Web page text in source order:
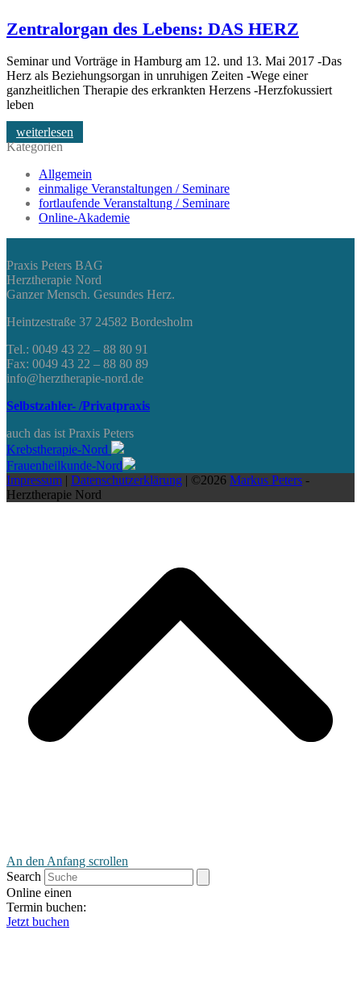
Zentralorgan des Lebens: DAS HERZ
Seminar und Vorträge in Hamburg am 12. und 13. Mai 2017 -Das
Herz als Beziehungsorgan in unruhigen Zeiten -Wege einer
ganzheitlichen Therapie des erkrankten Herzens -Herzfokussiert
leben
weiterlesen
Kategorien
Allgemein
einmalige Veranstaltungen / Seminare
fortlaufende Veranstaltung / Seminare
Online-Akademie
Praxis Peters BAG
Herztherapie Nord
Ganzer Mensch. Gesundes Herz.
Heintzestraße 37 24582 Bordesholm
Tel.: 0049 43 22 – 88 80 91
Fax: 0049 43 22 – 88 80 89
info@herztherapie-nord.de
Selbstzahler- /Privatpraxis
auch das ist Praxis Peters
Krebstherapie-Nord
Frauenheilkunde-Nord
Impressum | Datenschutzerklärung | ©2026 Markus Peters -
Herztherapie Nord
An den Anfang scrollen
Search
Online einen
Termin buchen:
Jetzt buchen